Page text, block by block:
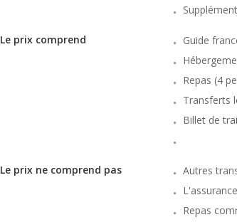
Le prix comprend
Guide
Repas (4
Transferts
Billet de
Le prix ne comprend pas
Autres
L'assurance
Repas